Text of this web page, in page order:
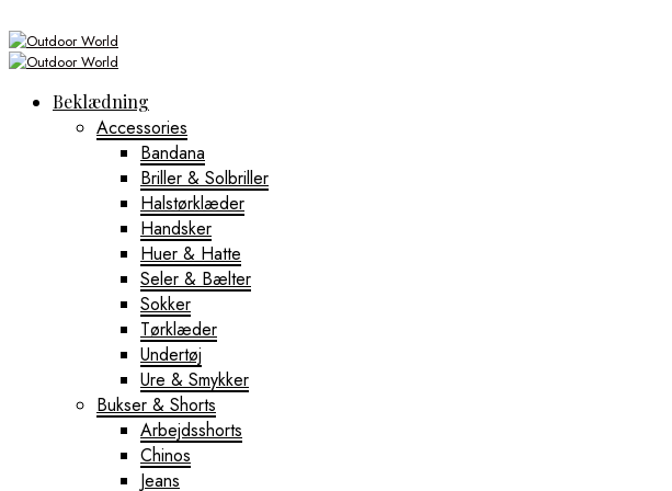
Beklædning
Accessories
Bandana
Briller & Solbriller
Halstørklæder
Handsker
Huer & Hatte
Seler & Bælter
Sokker
Tørklæder
Undertøj
Ure & Smykker
Bukser & Shorts
Arbejdsshorts
Chinos
Jeans